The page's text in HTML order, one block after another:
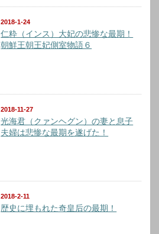
2018-1-24
仁粋（インス）大妃の悲惨な最期！
朝鮮王朝王妃側室物語６
2018-11-27
光海君（クァンヘグン）の妻と息子
夫婦は悲惨な最期を遂げた！
2018-2-11
歴史に埋もれた奇皇后の最期！